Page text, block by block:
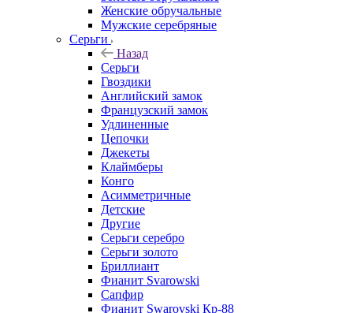
Женские обручальные
Мужские серебряные
Серьги
Назад
Серьги
Гвоздики
Английский замок
Французский замок
Удлиненные
Цепочки
Джекеты
Клаймберы
Конго
Асимметричные
Детские
Другие
Серьги серебро
Серьги золото
Бриллиант
Фианит Svarowski
Сапфир
Фианит Swarovski Кр-88